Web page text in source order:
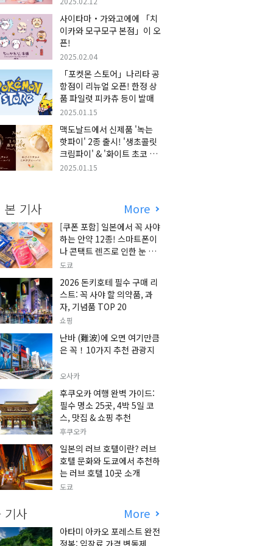
사이타마・가와고에에 「치
이카와 모구모구 본점」이 오
픈!
2025.02.04
「포켓몬 스토어」나리타 공
항점이 리뉴얼 오픈! 한정 상
품 파일럿 피카츄 등이 발매
2025.01.15
맥도날드에서 신제품 '녹는
핫파이' 2종 출시! '생초콜릿
크림파이' & '화이트 초코 밀
크티 파이' 출시!
2025.01.15
본 기사 More
[쿠폰 포함] 일본에서 꼭 사야
하는 안약 12종! 스마트폰이
나 콘택트 렌즈로 인한 눈 피
로에 최적!
도쿄
2026 돈키호테 필수 구매 리
스트: 꼭 사야 할 의약품, 과
자, 기념품 TOP 20
쇼핑
난바 (難波)에 오면 여기만큼
은 꼭！10가지 추천 관광지
오사카
후쿠오카 여행 완벽 가이드:
필수 명소 25곳, 4박 5일 코
스, 맛집 & 쇼핑 추천
후쿠오카
일본의 러브 호텔이란? 러브
호텔 문화와 도쿄에서 추천하
는 러브 호텔 10곳 소개
도쿄
기사 More
아타미 아카오 포레스트 완전
정복: 입장료 가격 변동제,